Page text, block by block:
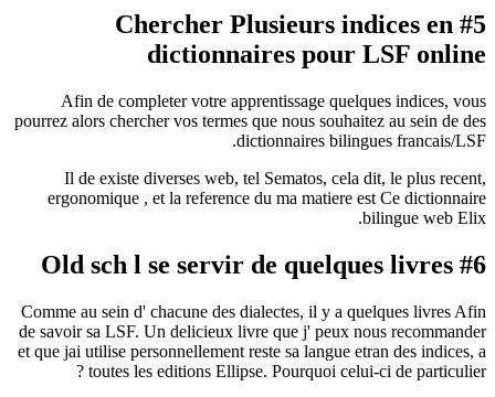
#5 Chercher Plusieurs
dictionnaires pour
Afin de completer votre apprentissage
pourrez alors chercher vos termes que nous
dictionnaires
Il de existe diverses web, tel Sematos,
ergonomique , et la reference du ma matiere
Comme au sein d' chacune des dialectes, il y a
de savoir sa LSF. Un delicieux livre que j' peux
et que jai utilise personnellement reste sa langue
toutes les editions Ellipse. Pourquoi